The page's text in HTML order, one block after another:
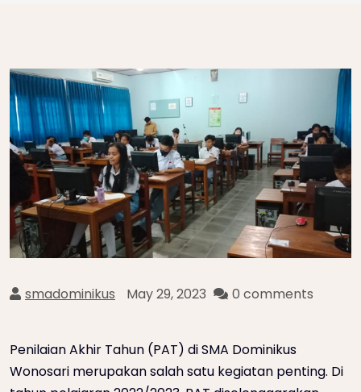
smadominikus May 29, 2023 0 comments
Penilaian Akhir Tahun (PAT) di SMA Dominikus
Wonosari merupakan salah satu kegiatan penting. Di